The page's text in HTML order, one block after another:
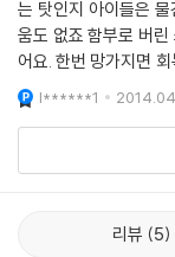
는 탓인지 아이들은
움도 없죠 함부로 버
어요. 한번 망가지면 회복되기 힘든 만큼 환경에 대한 공부는 어릴 때 부터
시작하는 게 좋은 것
참
l******1
리뷰 5